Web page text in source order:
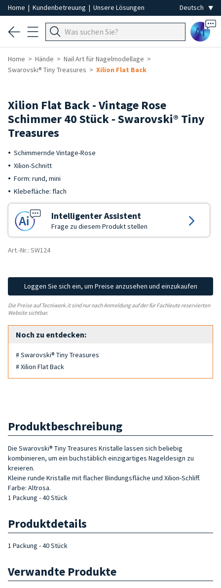
Home | Kundenbetreuung | Unsere Lösungen
Ai
Home Hände
Nail Art für Nagelmodellage
Swarovski® Tiny Treasures
Xilion Flat Back
Xilion Flat Back - Vintage Rose
Schimmer 40 Stück - Swarovski® Tiny
Treasures
Schimmernde Vintage-Rose
Xilion-Schnitt
Form: rund, mini
Klebefläche: flach
Intelligenter Assistent
Frage zu diesem Produkt stellen
Art.-Nr.: SW124
Loggen Sie sich ein, um Preise anzusehen und einzukaufen
Die Preise auf Tecniwork.it sind nur nach Anmeldung auf der für Fachleute reservierten
Website sichtbar.
Noch zu entdecken:
# Swarovski® Tiny Treasures
# Xilion Flat Back
Produktbeschreibung
Die Swarovski® Tiny Treasures Kristalle lassen sich beliebig
kombinieren, um ein buchstäblich einzigartiges Nageldesign zu
kreieren.
Kleine runde Kristalle mit flacher Bindungsfläche und Xilion-Schliff.
Farbe: Altrosa.
1 Packung - 40 Stück
Produktdetails
1 Packung - 40 Stück
Verwandte Produkte